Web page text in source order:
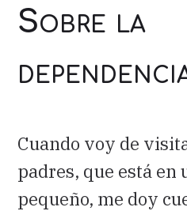
Sobre la
Cuando voy de
padres, que está
pequeño, me doy